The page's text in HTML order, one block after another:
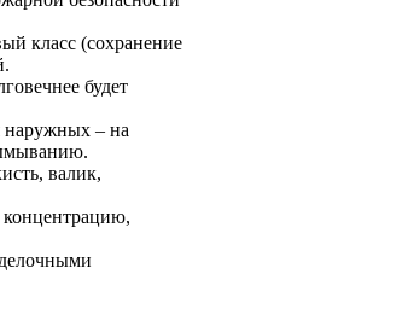
класс (сохранение
будет
наружных – на
валик,